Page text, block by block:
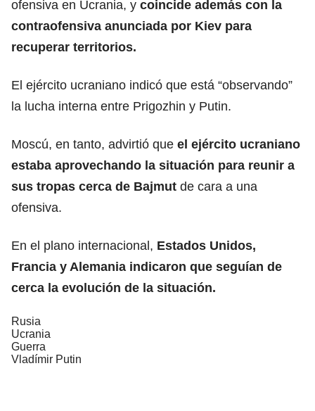
ofensiva en Ucrania, y coincide además con la
contraofensiva anunciada por Kiev para
recuperar territorios.
El ejército ucraniano indicó que está “observando”
la lucha interna entre Prigozhin y Putin.
Moscú, en tanto, advirtió que el ejército ucraniano
estaba aprovechando la situación para reunir a
sus tropas cerca de Bajmut de cara a una
ofensiva.
En el plano internacional, Estados Unidos,
Francia y Alemania indicaron que seguían de
cerca la evolución de la situación.
Rusia
Ucrania
Guerra
Vladímir Putin